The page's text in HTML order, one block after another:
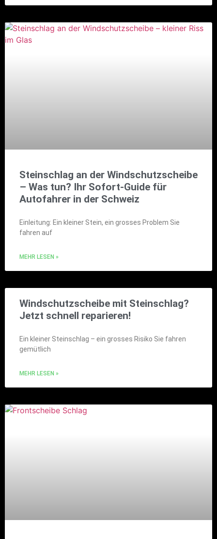
Steinschlag an der Windschutzscheibe
– Was tun? Ihr Sofort-Guide für
Autofahrer in der Schweiz
Einleitung: Ein kleiner Stein, ein grosses Problem Sie
fahren auf
MEHR LESEN »
Windschutzscheibe mit Steinschlag?
Jetzt schnell reparieren!
Ein kleiner Steinschlag – ein grosses Risiko Sie fahren
gemütlich
MEHR LESEN »